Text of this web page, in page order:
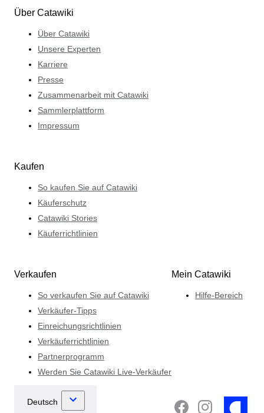
Über Catawiki
Über Catawiki
Unsere Experten
Karriere
Presse
Zusammenarbeit mit Catawiki
Sammlerplattform
Impressum
Kaufen
So kaufen Sie auf Catawiki
Käuferschutz
Catawiki Stories
Käuferrichtlinien
Verkaufen
So verkaufen Sie auf Catawiki
Verkäufer-Tipps
Einreichungsrichtlinien
Verkäuferrichtlinien
Partnerprogramm
Werden Sie Catawiki Live-Verkäufer
Mein Catawiki
Hilfe-Bereich